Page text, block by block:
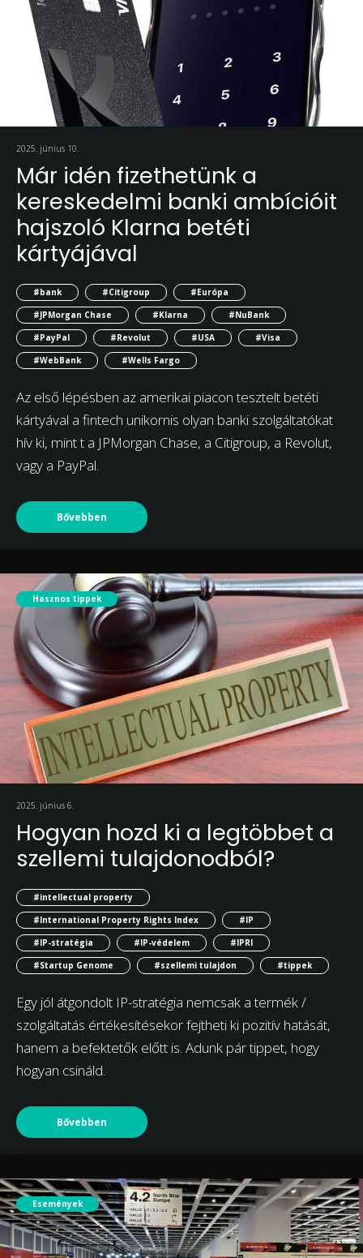
2025. június 10.
Már idén fizethetünk a
kereskedelmi banki ambícióit
hajszoló Klarna betéti
kártyájával
#bank #Citigroup
#Európa
#JPMorgan Chase
#Klarna
#NuBank
#PayPal
#Revolut #USA
#Visa
#WebBank
#Wells Fargo
Az első lépésben az amerikai piacon tesztelt betéti
kártyával a fintech unikornis olyan banki szolgáltatókat
hív ki, mint t a JPMorgan Chase, a Citigroup, a Revolut,
vagy a PayPal.
Bővebben
Hasznos tippek
2025. június 6.
Hogyan hozd ki a legtöbbet a
szellemi tulajdonodból?
#intellectual property
#International Property Rights Index
#IP
#IP-stratégia
#IP-védelem
#IPRI
#Startup Genome
#szellemi tulajdon #tippek
Egy jól átgondolt IP-stratégia nemcsak a termék /
szolgáltatás értékesítésekor fejtheti ki pozitív hatását,
hanem a befektetők előtt is. Adunk pár tippet, hogy
hogyan csináld.
Bővebben
Események